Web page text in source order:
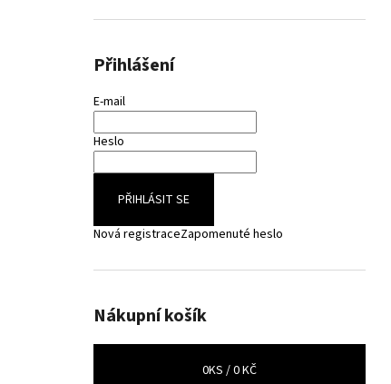
Přihlášení
E-mail
Heslo
PŘIHLÁSIT SE
Nová registraceZapomenuté heslo
Nákupní košík
0KS /0 KČ